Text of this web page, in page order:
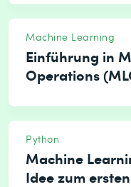
Machine Learning
Einführung in
Operations
Python
Machine
Idee zum